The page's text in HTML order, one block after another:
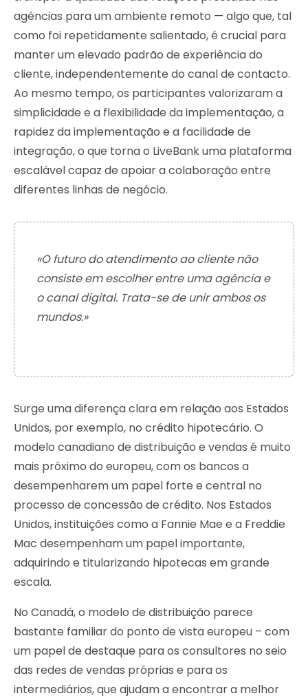
agências para um ambiente remoto — algo que, tal
como foi repetidamente salientado, é crucial para
manter um elevado padrão de experiência do
cliente, independentemente do canal de contacto.
Ao mesmo tempo, os participantes valorizaram a
simplicidade e a flexibilidade da implementação, a
rapidez da implementação e a facilidade de
integração, o que torna o LiveBank uma plataforma
escalável capaz de apoiar a colaboração entre
diferentes linhas de negócio.
«O futuro do atendimento ao cliente não
consiste em escolher entre uma agência e
o canal digital. Trata-se de unir ambos os
mundos.»
Surge uma diferença clara em relação aos Estados
Unidos, por exemplo, no crédito hipotecário. O
modelo canadiano de distribuição e vendas é muito
mais próximo do europeu, com os bancos a
desempenharem um papel forte e central no
processo de concessão de crédito. Nos Estados
Unidos, instituições como a Fannie Mae e a Freddie
Mac desempenham um papel importante,
adquirindo e titularizando hipotecas em grande
escala.
No Canadá, o modelo de distribuição parece
bastante familiar do ponto de vista europeu – com
um papel de destaque para os consultores no seio
das redes de vendas próprias e para os
intermediários, que ajudam a encontrar a melhor